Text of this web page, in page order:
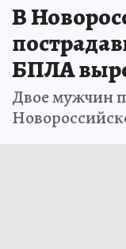
В
БПЛА
Двое мужчин